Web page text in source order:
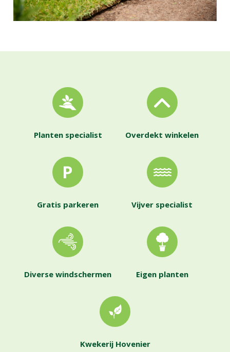
Planten specialist Overdekt winkelen
Gratis parkeren Vijver specialist
Diverse windschermen Eigen planten
Kwekerij Hovenier